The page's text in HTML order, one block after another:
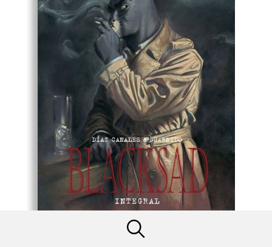
BLACKSAD INTEGRAL (ED. EN CATALÀ)